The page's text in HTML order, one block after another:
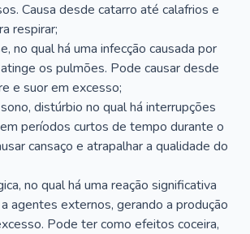
Causa desde catarro até calafrios e
respirar;
no qual há uma infecção causada por
os pulmões. Pode causar desde
e suor em excesso;
distúrbio no qual há interrupções
períodos curtos de tempo durante o
cansaço e atrapalhar a qualidade do
no qual há uma reação significativa
agentes externos, gerando a produção
Pode ter como efeitos coceira,